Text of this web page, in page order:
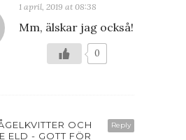
1 april, 2019 at 08:38
Mm, älskar jag också!
0
Reply
OCH
ELD - GOTT FÖR